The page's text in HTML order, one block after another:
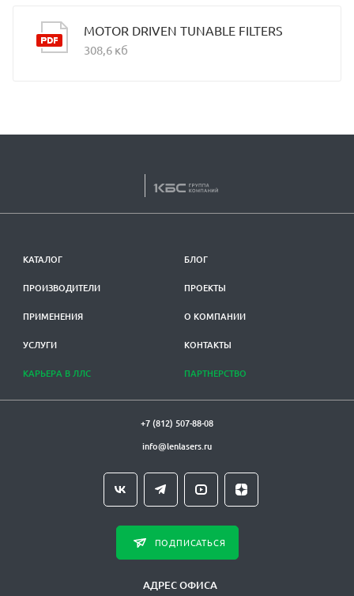
MOTOR DRIVEN TUNABLE FILTERS
308,6 кб
КАТАЛОГ
ПРОИЗВОДИТЕЛИ
ПРИМЕНЕНИЯ
УСЛУГИ
КАРЬЕРА В ЛЛС
БЛОГ
ПРОЕКТЫ
О КОМПАНИИ
КОНТАКТЫ
ПАРТНЕРСТВО
+7 (812) 507-88-08
info@lenlasers.ru
ПОДПИСАТЬСЯ
АДРЕС ОФИСА